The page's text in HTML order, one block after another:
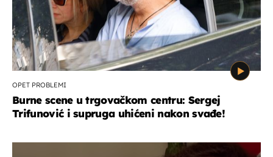
OPET PROBLEMI
Burne scene u trgovačkom centru: Sergej
Trifunović i supruga uhićeni nakon svađe!